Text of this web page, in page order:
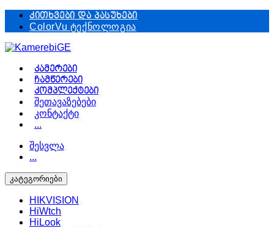
Skip
Skip
კითხვები და პასუხები
ColorVu ტექნოლოგია
კამერები
ჩამწერები
კომპლექტები
შეთავაზებები
კონტაქტი
...
შესვლა
...
კატეგორიები
HIKVISION
HiWtch
HiLook